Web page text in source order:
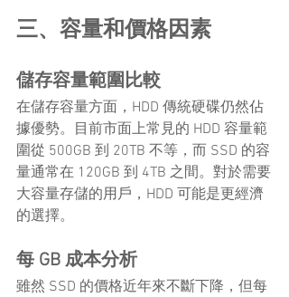
三、容量和價格因素
儲存容量範圍比較
在儲存容量方面，HDD 傳統硬碟仍然佔
據優勢。目前市面上常見的 HDD 容量範
圍從 500GB 到 20TB 不等，而 SSD 的容
量通常在 120GB 到 4TB 之間。對於需要
大容量存儲的用戶，HDD 可能是更經濟
的選擇。
每 GB 成本分析
雖然 SSD 的價格近年來不斷下降，但每